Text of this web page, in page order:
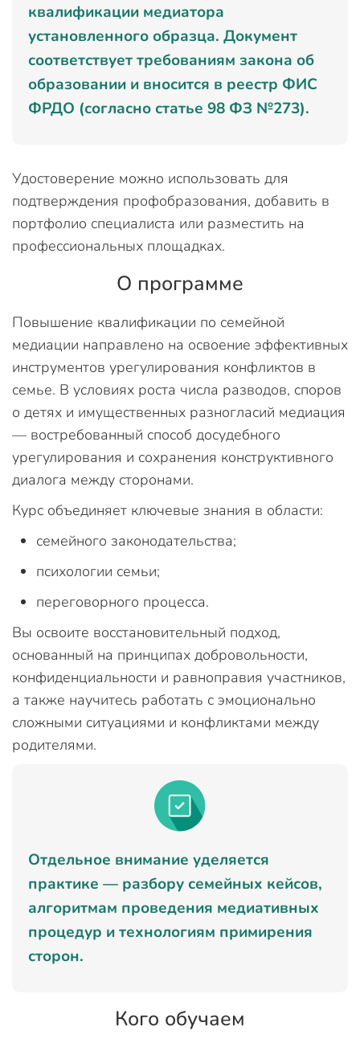
квалификации медиатора
установленного образца. Документ
соответствует требованиям закона об
образовании и вносится в реестр ФИС
ФРДО (согласно статье 98 ФЗ №273).
Удостоверение можно использовать для
подтверждения профобразования, добавить в
портфолио специалиста или разместить на
профессиональных площадках.
О программе
Повышение квалификации по семейной
медиации направлено на освоение эффективных
инструментов урегулирования конфликтов в
семье. В условиях роста числа разводов, споров
о детях и имущественных разногласий медиация
— востребованный способ досудебного
урегулирования и сохранения конструктивного
диалога между сторонами.
Курс объединяет ключевые знания в области:
семейного законодательства;
психологии семьи;
переговорного процесса.
Вы освоите восстановительный подход,
основанный на принципах добровольности,
конфиденциальности и равноправия участников,
а также научитесь работать с эмоционально
сложными ситуациями и конфликтами между
родителями.
Отдельное внимание уделяется
практике — разбору семейных кейсов,
алгоритмам проведения медиативных
процедур и технологиям примирения
сторон.
Кого обучаем